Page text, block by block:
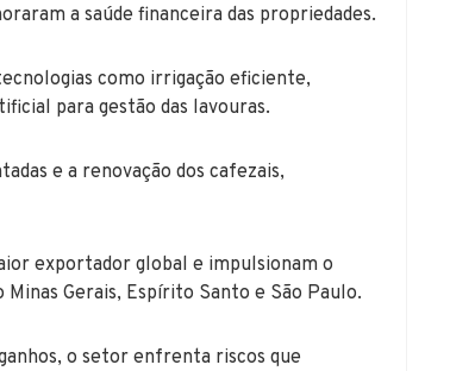
a saúde financeira das propriedades.
como irrigação eficiente,
para gestão das lavouras.
e a renovação dos cafezais,
exportador global e impulsionam o
Gerais, Espírito Santo e São Paulo.
o setor enfrenta riscos que